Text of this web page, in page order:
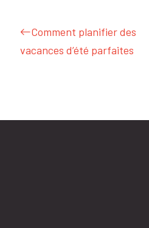
Comment planifier des
vacances d’été parfaites